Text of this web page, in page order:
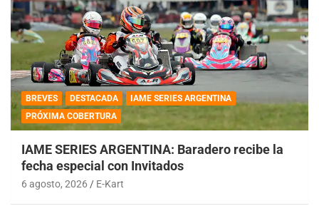
BREVES DESTACADA
IAME SERIES ARGENTINA
PRÓXIMA COBERTURA
IAME SERIES ARGENTINA: Baradero recibe la
fecha especial con Invitados
6 agosto, 2026 E-Kart